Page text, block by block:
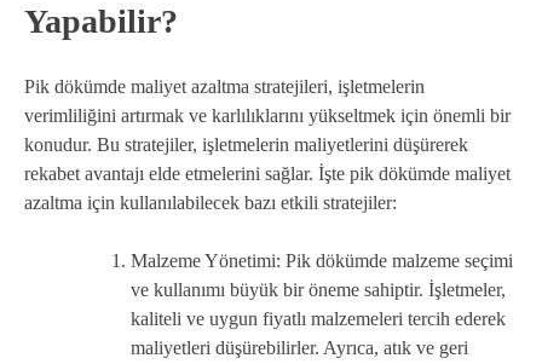
Yapabilir?
Pik dökümde maliyet azaltma stratejileri, işletmelerin
verimliliğini artırmak ve karlılıklarını yükseltmek için önemli bir
konudur. Bu stratejiler, işletmelerin maliyetlerini düşürerek
rekabet avantajı elde etmelerini sağlar. İşte pik dökümde maliyet
azaltma için kullanılabilecek bazı etkili stratejiler:
Malzeme Yönetimi: Pik dökümde malzeme seçimi
ve kullanımı büyük bir öneme sahiptir. İşletmeler,
kaliteli ve uygun fiyatlı malzemeleri tercih ederek
maliyetleri düşürebilirler. Ayrıca, atık ve geri